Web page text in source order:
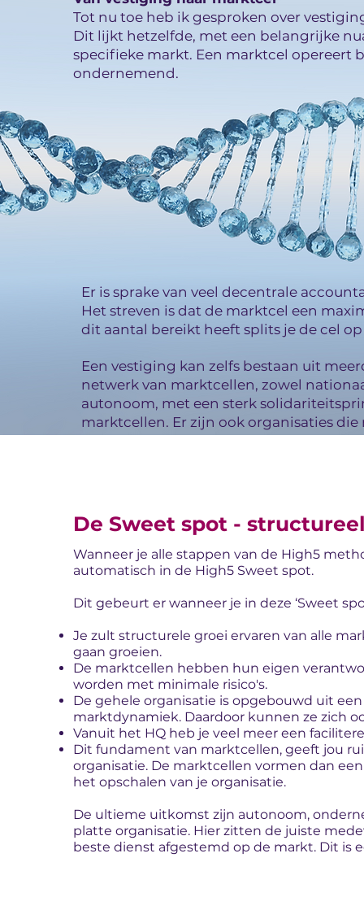
Tot nu toe heb ik gesproken over
Dit lijkt hetzelfde, met een belangrijke
specifieke markt. Een marktcel opereert
ondernemend.
Er is sprake van veel decentrale
Het streven is dat de marktcel een
dit aantal bereikt heeft splits je de cel
Een vestiging kan zelfs bestaan uit
netwerk van marktcellen, zowel
autonoom, met een sterk
marktcellen. Er zijn ook organisaties
De Sweet spot -
Wanneer je alle stappen van de High5
automatisch in de High5 Sweet spot.
Dit gebeurt er wanneer je in deze ‘Sweet
Je zult structurele groei ervaren van alle
gaan groeien.
De marktcellen hebben hun eigen
worden met minimale risico's.
De gehele organisatie is opgebouwd uit
marktdynamiek. Daardoor kunnen ze zich
Vanuit het HQ heb je veel meer een
Dit fundament van marktcellen, geeft jou
organisatie. De marktcellen vormen dan
het opschalen van je organisatie.
De ultieme uitkomst zijn autonoom,
platte organisatie. Hier zitten de juiste
beste dienst afgestemd op de markt. Dit is